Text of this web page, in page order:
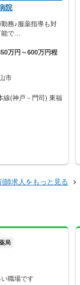
院
務♪服薬指導も対
能で…
万円～600万円程
市
線(神戸－門司) 東福
師求人をもっと見る
局
職場です